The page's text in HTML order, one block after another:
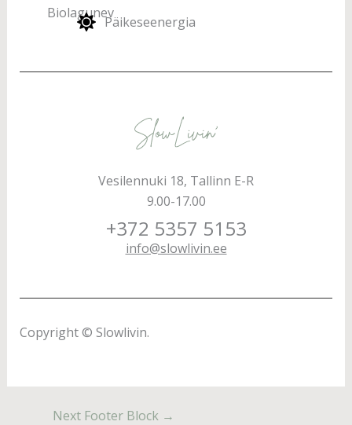
Biolagunev
Päikeseenergia
Vesilennuki 18, Tallinn E-R
9.00-17.00
+372 5357 5153
info@slowlivin.ee
Copyright © Slowlivin.
Next Footer Block →